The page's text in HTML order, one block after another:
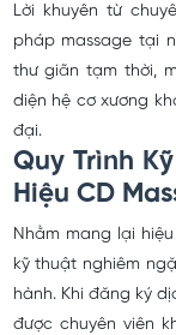
Lời khuyên từ
pháp massage tại
thư giãn tạm thời,
diện hệ cơ xương
đại.
Quy Trình
Hiệu CD
Nhằm mang lại
kỹ thuật nghiêm
hành. Khi đăng ký
được chuyên viên